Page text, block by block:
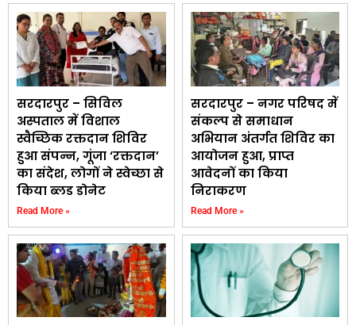
सरदारपुर – सिविल
अस्पताल में विशाल
स्वैच्छिक रक्तदान शिविर
हुआ संपन्न, गूंजा ‘रक्तदान’
का संदेश, लोगों ने स्वेच्छा से
किया ब्लड डोनेट
Read More »
सरदारपुर – नगर परिषद में
संकल्प से समाधान
अभियान अंतर्गत शिविर का
आयोजन हुआ, प्राप्त
आवेदनों का किया
निराकरण
Read More »